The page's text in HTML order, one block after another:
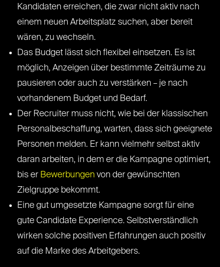
Kandidaten erreichen, die zwar nicht aktiv nach
einem neuen Arbeitsplatz suchen, aber bereit
wären, zu wechseln.
Das Budget lässt sich flexibel einsetzen. Es ist
möglich, Anzeigen über bestimmte Zeiträume zu
pausieren oder auch zu verstärken – je nach
vorhandenem Budget und Bedarf.
Der Recruiter muss nicht, wie bei der klassischen
Personalbeschaffung, warten, dass sich geeignete
Personen melden. Er kann vielmehr selbst aktiv
daran arbeiten, in dem er die Kampagne optimiert,
bis er Bewerbungen von der gewünschten
Zielgruppe bekommt.
Eine gut umgesetzte Kampagne sorgt für eine
gute Candidate Experience. Selbstverständlich
wirken solche positiven Erfahrungen auch positiv
auf die Marke des Arbeitgebers.